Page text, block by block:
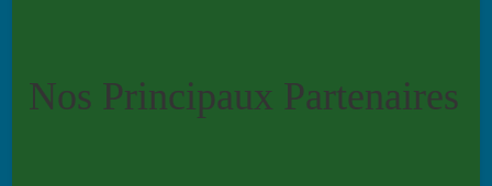
Nos Principaux Partenaires